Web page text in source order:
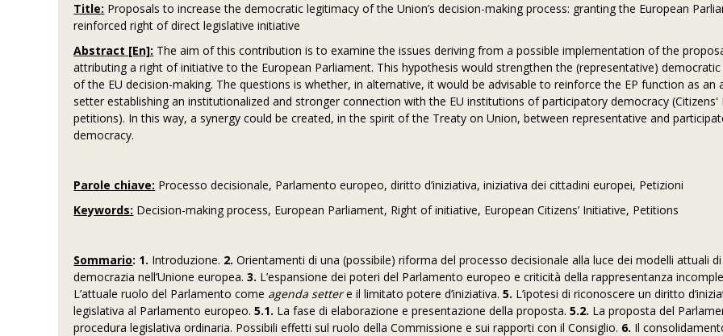
Title: Proposals to increase the democratic legitimacy of the Union’s decision-making process: granting the European
reinforced right of direct legislative initiative
Abstract [En]: The aim of this contribution is to examine the issues deriving from a possible implementation of the
attributing a right of initiative to the European Parliament. This hypothesis would strengthen the (representative)
of the EU decision-making. The questions is whether, in alternative, it would be advisable to reinforce the EP function as an
setter establishing an institutionalized and stronger connection with the EU institutions of participatory democracy (Citizens'
petitions). In this way, a synergy could be created, in the spirit of the Treaty on Union, between representative and
democracy.
Parole chiave: Processo decisionale, Parlamento europeo, diritto d’iniziativa, iniziativa dei cittadini europei, Petizioni
Keywords: Decision-making process, European Parliament, Right of initiative, European Citizens’ Initiative, Petitions
Sommario: 1. Introduzione. 2. Orientamenti di una (possibile) riforma del processo decisionale alla luce dei modelli attuali di
democrazia nell’Unione europea.3. L’espansione dei poteri del Parlamento europeo e criticità della rappresentanza
L’attuale ruolo del Parlamento come agenda settere il limitato potere d’iniziativa.5. L’ipotesi di riconoscere un diritto
legislativa al Parlamento europeo.5.1. La fase di elaborazione e presentazione della proposta.5.2. La proposta del
procedura legislativa ordinaria. Possibili effetti sul ruolo della Commissione e sui rapporti con il Consiglio. 6. Il